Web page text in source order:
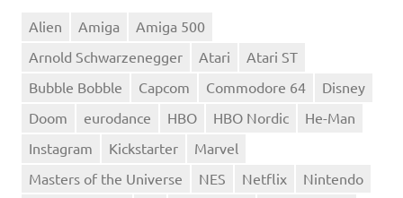
Alien Amiga
Amiga 500
Arnold Schwarzenegger
Atari
Atari ST
Bubble Bobble
Capcom Commodore 64
Disney
Doom
eurodance HBO HBO Nordic
He-Man
Instagram
Kickstarter
Marvel
Masters of the Universe
NES Netflix
Nintendo